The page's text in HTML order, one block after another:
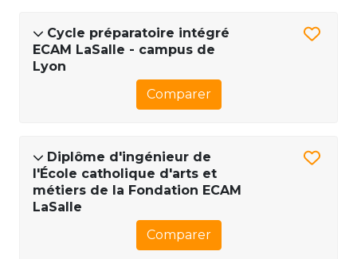
Cycle préparatoire intégré
ECAM LaSalle - campus de
Lyon
Comparer
Diplôme d'ingénieur de
l'École catholique d'arts et
métiers de la Fondation ECAM
LaSalle
Comparer